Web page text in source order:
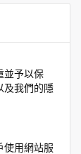
並予以保
及我們的隱
使用網站服